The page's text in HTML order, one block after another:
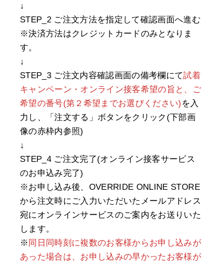
↓
STEP_2 ご注文方法を指定して確認画面へ進む
※決済方法はクレジットカードのみとなりま
す。
↓
STEP_3 ご注文内容確認画面の備考欄にて試着
キャンペーン・オンライン接客希望の旨と、ご
希望の番号(第２希望までお選びください) を入
力し、「注文する」ボタンをクリック(下部画
像の赤枠内参照)
↓
STEP_4 ご注文完了(オンライン接客サービス
のお申込み完了)
※お申し込み後、OVERRIDE ONLINE STORE
から注文時にご入力いただいたメールアドレス
宛にオンラインサービスのご案内をお送りいた
します。
※ 同日同時刻に複数のお客様からお申し込みが
あった場合は、お申し込みの早かったお客様が